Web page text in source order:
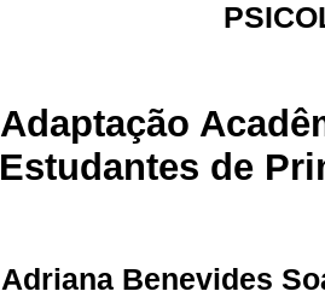
Adaptação
Estudantes de
Adriana Benevides